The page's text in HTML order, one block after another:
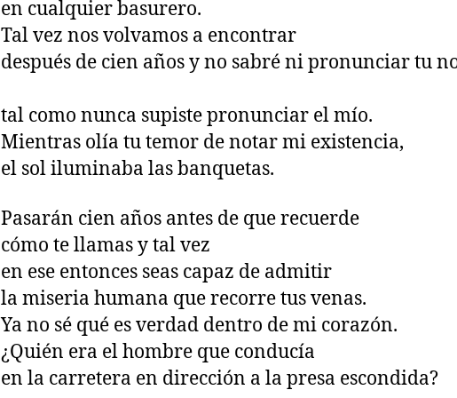
en cualquier basurero.
Tal vez nos volvamos a encontrar
después de cien años y no sabré ni pronunciar tu
tal como nunca supiste pronunciar el mío.
Mientras olía tu temor de notar mi existencia,
el sol iluminaba las banquetas.
Pasarán cien años antes de que recuerde
cómo te llamas y tal vez
en ese entonces seas capaz de admitir
la miseria humana que recorre tus venas.
Ya no sé qué es verdad dentro de mi corazón.
¿Quién era el hombre que conducía
en la carretera en dirección a la presa escondida?